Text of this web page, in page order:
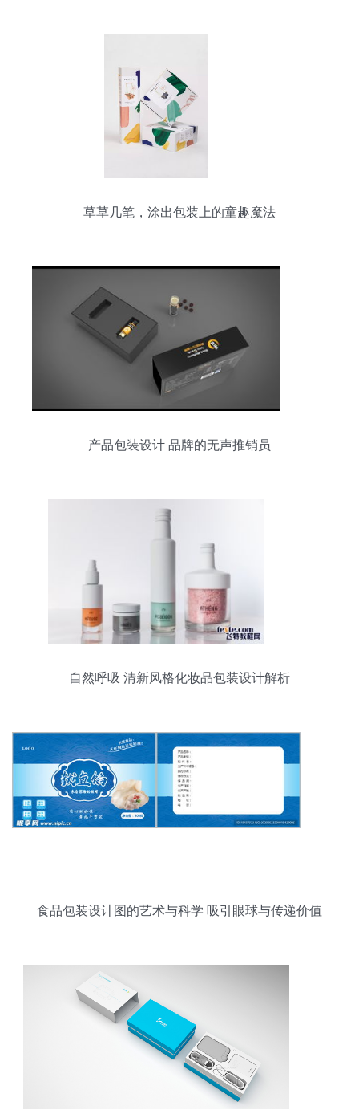
草草几笔，涂出包装上的童趣魔法
产品包装设计 品牌的无声推销员
自然呼吸 清新风格化妆品包装设计解析
食品包装设计图的艺术与科学 吸引眼球与传递价值